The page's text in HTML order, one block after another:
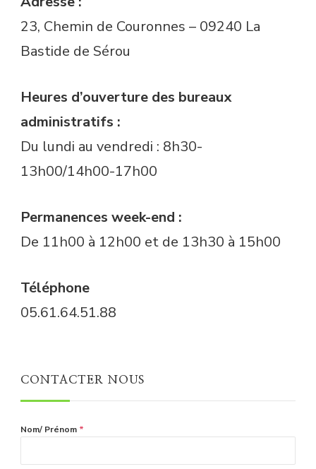
23, Chemin de Couronnes – 09240 La
Bastide de Sérou
Heures d’ouverture des bureaux
administratifs :
Du lundi au vendredi : 8h30-
13h00/14h00-17h00
Permanences week-end :
De 11h00 à 12h00 et de 13h30 à 15h00
Téléphone
05.61.64.51.88
CONTACTER NOUS
Nom/ Prénom *